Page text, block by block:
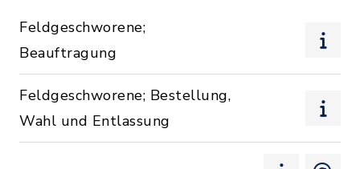
Feldgeschworene;
Beauftragung
Feldgeschworene; Bestellung,
Wahl und Entlassung